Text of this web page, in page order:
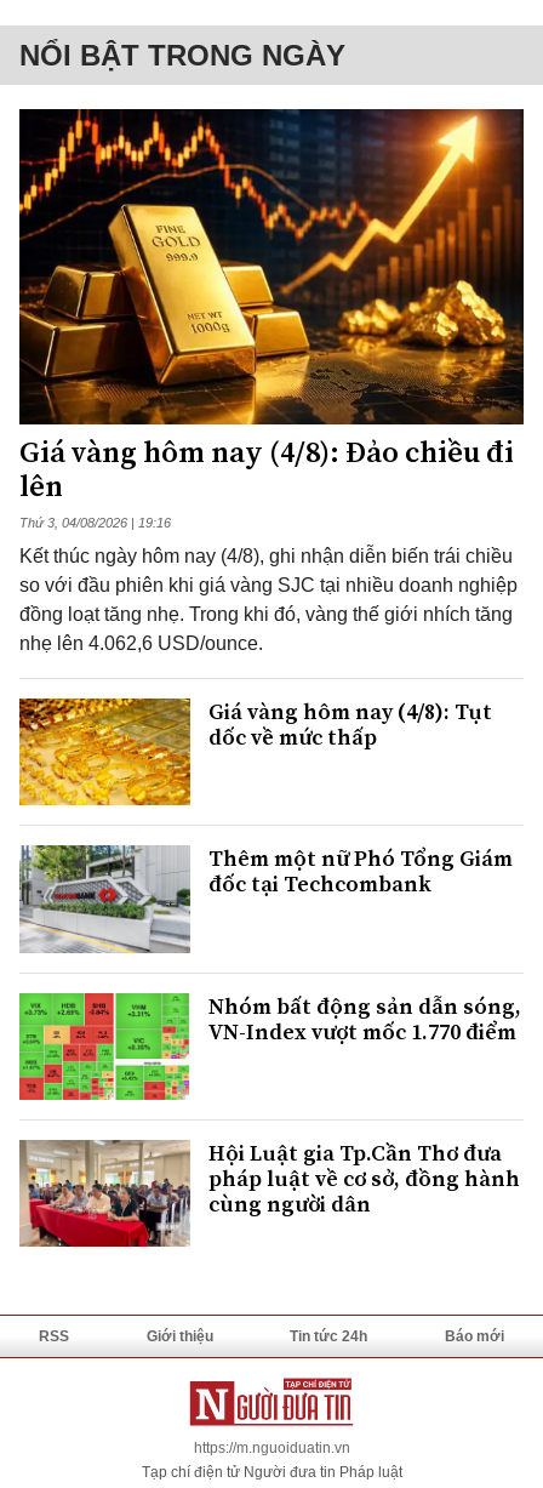
NỔI BẬT TRONG NGÀY
Giá vàng hôm nay (4/8): Đảo chiều đi
lên
Thứ 3, 04/08/2026 | 19:16
Kết thúc ngày hôm nay (4/8), ghi nhận diễn biến trái chiều
so với đầu phiên khi giá vàng SJC tại nhiều doanh nghiệp
đồng loạt tăng nhẹ. Trong khi đó, vàng thế giới nhích tăng
nhẹ lên 4.062,6 USD/ounce.
Giá vàng hôm nay (4/8): Tụt
dốc về mức thấp
Thêm một nữ Phó Tổng Giám
đốc tại Techcombank
Nhóm bất động sản dẫn sóng,
VN-Index vượt mốc 1.770 điểm
Hội Luật gia Tp.Cần Thơ đưa
pháp luật về cơ sở, đồng hành
cùng người dân
RSS Giới thiệu Tin tức 24h Báo mới
https://m.nguoiduatin.vn
Tạp chí điện tử Người đưa tin Pháp luật